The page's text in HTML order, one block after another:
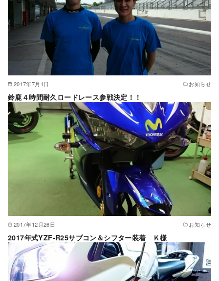
2017年7月1日 お知らせ
鈴鹿４時間耐久ロードレース参戦決定！！
2017年12月26日 お知らせ
2017年式YZF-R25サブコン＆シフター装着 Ｋ様